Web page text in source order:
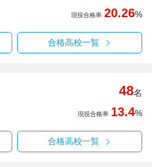
現役合格率 20.26%
合格高校一覧
48名
現役合格率 13.4%
合格高校一覧